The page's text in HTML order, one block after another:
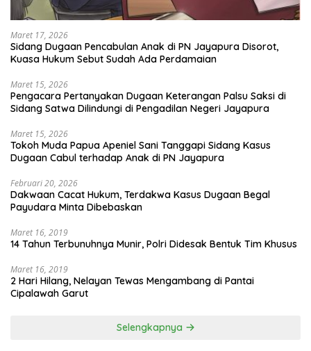
Maret 17, 2026
Sidang Dugaan Pencabulan Anak di PN Jayapura Disorot,
Kuasa Hukum Sebut Sudah Ada Perdamaian
Maret 15, 2026
Pengacara Pertanyakan Dugaan Keterangan Palsu Saksi di
Sidang Satwa Dilindungi di Pengadilan Negeri Jayapura
Maret 15, 2026
Tokoh Muda Papua Apeniel Sani Tanggapi Sidang Kasus
Dugaan Cabul terhadap Anak di PN Jayapura
Februari 20, 2026
Dakwaan Cacat Hukum, Terdakwa Kasus Dugaan Begal
Payudara Minta Dibebaskan
Maret 16, 2019
14 Tahun Terbunuhnya Munir, Polri Didesak Bentuk Tim Khusus
Maret 16, 2019
2 Hari Hilang, Nelayan Tewas Mengambang di Pantai
Cipalawah Garut
Selengkapnya